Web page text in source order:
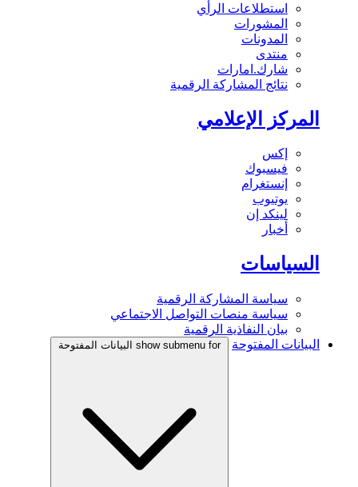
استطلاعات الرأي
المشورات
المدونات
منتدى
شارك.امارات
نتائج المشاركة الرقمية
المركز الإعلامي
إكس
فيسبوك
إنستغرام
يوتيوب
لينكد إن
أخبار
السياسات
سياسة المشاركة الرقمية
سياسة منصات التواصل الاجتماعي
بيان النفاذية الرقمية
البيانات المفتوحة
show submenu for البيانات المفتوحة